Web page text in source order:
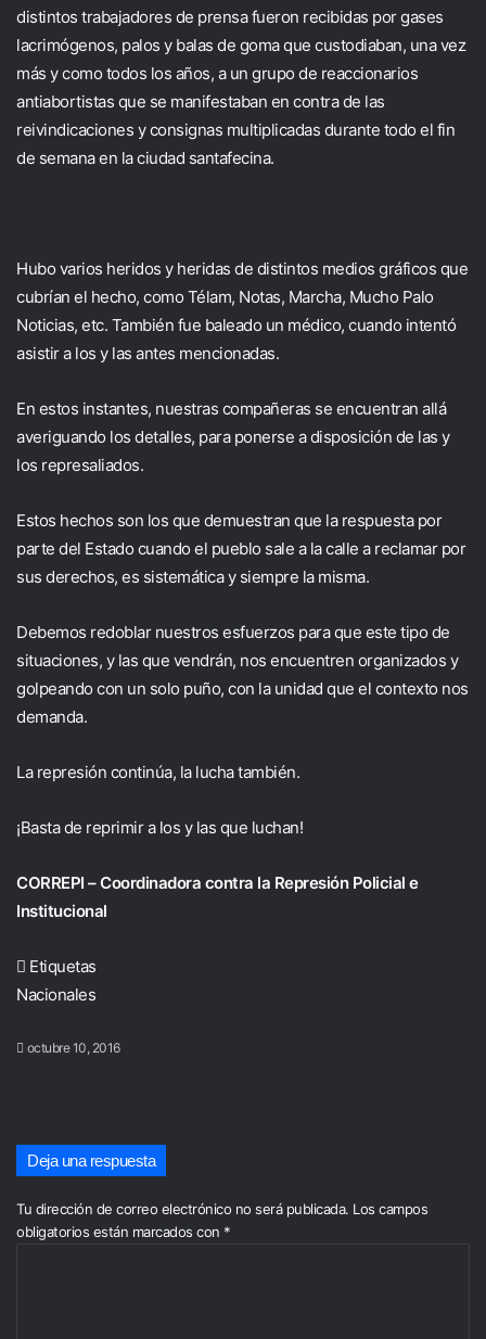
distintos trabajadores de prensa fueron recibidas por gases
lacrimógenos, palos y balas de goma que custodiaban, una vez
más y como todos los años, a un grupo de reaccionarios
antiabortistas que se manifestaban en contra de las
reivindicaciones y consignas multiplicadas durante todo el fin
de semana en la ciudad santafecina.
Hubo varios heridos y heridas de distintos medios gráficos que
cubrían el hecho, como Télam, Notas, Marcha, Mucho Palo
Noticias, etc. También fue baleado un médico, cuando intentó
asistir a los y las antes mencionadas.
En estos instantes, nuestras compañeras se encuentran allá
averiguando los detalles, para ponerse a disposición de las y
los represaliados.
Estos hechos son los que demuestran que la respuesta por
parte del Estado cuando el pueblo sale a la calle a reclamar por
sus derechos, es sistemática y siempre la misma.
Debemos redoblar nuestros esfuerzos para que este tipo de
situaciones, y las que vendrán, nos encuentren organizados y
golpeando con un solo puño, con la unidad que el contexto nos
demanda.
La represión continúa, la lucha también.
¡Basta de reprimir a los y las que luchan!
CORREPI – Coordinadora contra la Represión Policial e
Institucional
Etiquetas
Nacionales
octubre 10, 2016
Deja una respuesta
Tu dirección de correo electrónico no será publicada. Los campos
obligatorios están marcados con *